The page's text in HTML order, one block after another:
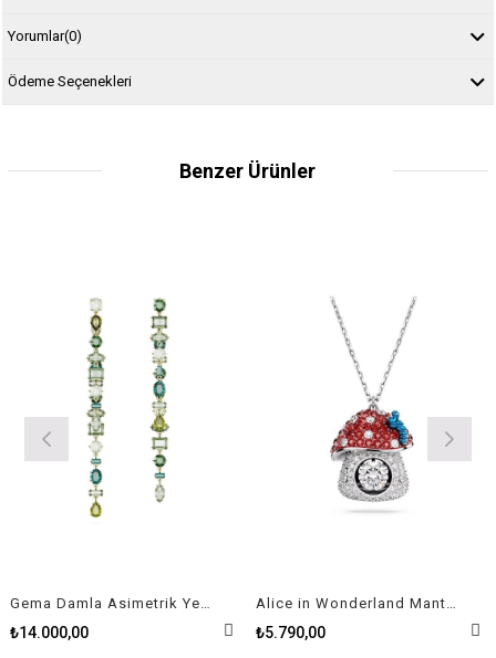
Yorumlar(0)
Ödeme Seçenekleri
Benzer Ürünler
Gema Damla Asimetrik Yeşil Kadın Küpe
₺14.000,00
Alice in Wonderland Mantar, Kırmızı, Rodyum Kaplama Kolye
₺5.790,00